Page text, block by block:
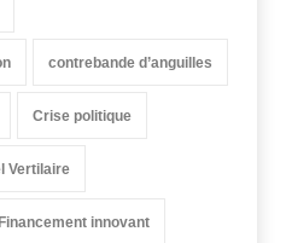
contrebande d’anguilles
Crise politique
Vertilaire
Financement innovant